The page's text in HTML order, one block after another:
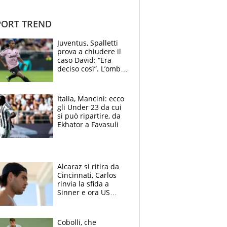
TREND
Juventus, Spalletti
prova a chiudere il
caso David: “Era
deciso così”. L’ombra
Italia, Mancini: ecco
gli Under 23 da cui
si può ripartire, da
Ekhator a Favasuli
Alcaraz si ritira da
Cincinnati, Carlos
rinvia la sfida a
Sinner e ora US
Cobolli, che